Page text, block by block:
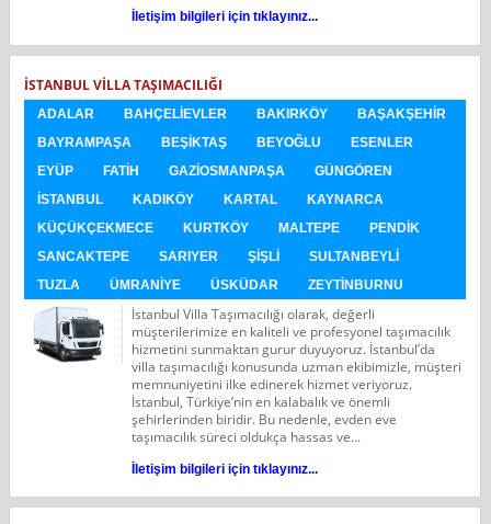
İletişim bilgileri için tıklayınız...
İSTANBUL VILLA TAŞIMACILIĞI
ADALAR BAHÇELIEVLER BAKIRKÖY
BAŞAKŞEHIR
BAYRAMPAŞA
BEŞIKTAŞ BEYOĞLU
ESENLER
EYÜP
FATIH GAZIOSMANPAŞA
GÜNGÖREN
İSTANBUL
KADIKÖY KARTAL
KAYNARCA
KÜÇÜKÇEKMECE
KURTKÖY MALTEPE
PENDIK
SANCAKTEPE
SARIYER ŞIŞLI
SULTANBEYLI
TUZLA
ÜMRANIYE ÜSKÜDAR ZEYTINBURNU
İstanbul Villa Taşımacılığı olarak, değerli
müşterilerimize en kaliteli ve profesyonel taşımacılık
hizmetini sunmaktan gurur duyuyoruz. İstanbul’da
villa taşımacılığı konusunda uzman ekibimizle, müşteri
memnuniyetini ilke edinerek hizmet veriyoruz.
İstanbul, Türkiye’nin en kalabalık ve önemli
şehirlerinden biridir. Bu nedenle, evden eve
taşımacılık süreci oldukça hassas ve...
İletişim bilgileri için tıklayınız...